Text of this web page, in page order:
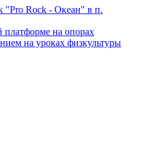
"Pro Rock - Океан" в п.
платформе на опорах
на уроках физкультуры